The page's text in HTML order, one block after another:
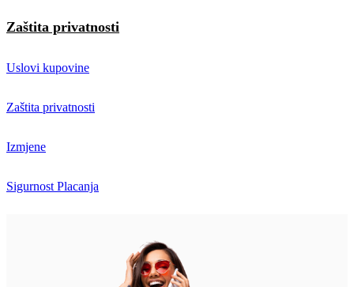
Zaštita privatnosti
Uslovi kupovine
Zaštita privatnosti
Izmjene
Sigurnost Placanja